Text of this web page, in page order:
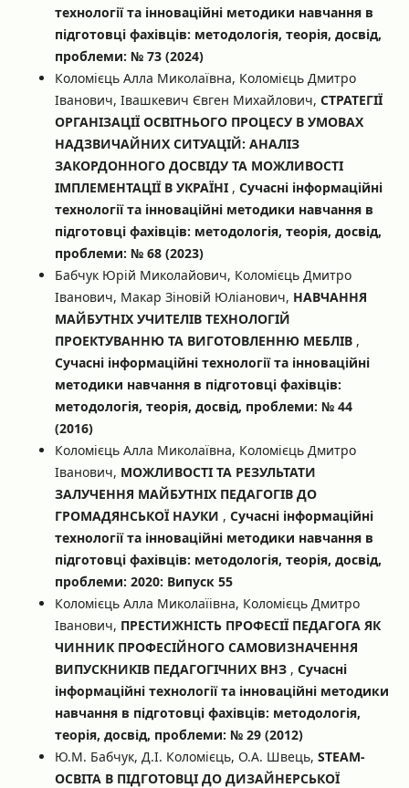
технології та інноваційні методики навчання в
підготовці фахівців: методологія, теорія, досвід,
проблеми: № 73 (2024)
Коломієць Алла Миколаївна, Коломієць Дмитро
Іванович, Івашкевич Євген Михайлович, СТРАТЕГІЇ
ОРГАНІЗАЦІЇ ОСВІТНЬОГО ПРОЦЕСУ В УМОВАХ
НАДЗВИЧАЙНИХ СИТУАЦІЙ: АНАЛІЗ
ЗАКОРДОННОГО ДОСВІДУ ТА МОЖЛИВОСТІ
ІМПЛЕМЕНТАЦІЇ В УКРАЇНІ , Сучасні інформаційні
технології та інноваційні методики навчання в
підготовці фахівців: методологія, теорія, досвід,
проблеми: № 68 (2023)
Бабчук Юрій Миколайович, Коломієць Дмитро
Іванович, Макар Зіновій Юліанович, НАВЧАННЯ
МАЙБУТНІХ УЧИТЕЛІВ ТЕХНОЛОГІЙ
ПРОЕКТУВАННЮ ТА ВИГОТОВЛЕННЮ МЕБЛІВ ,
Сучасні інформаційні технології та інноваційні
методики навчання в підготовці фахівців:
методологія, теорія, досвід, проблеми: № 44
(2016)
Коломієць Алла Миколаївна, Коломієць Дмитро
Іванович, МОЖЛИВОСТІ ТА РЕЗУЛЬТАТИ
ЗАЛУЧЕННЯ МАЙБУТНІХ ПЕДАГОГІВ ДО
ГРОМАДЯНСЬКОЇ НАУКИ , Сучасні інформаційні
технології та інноваційні методики навчання в
підготовці фахівців: методологія, теорія, досвід,
проблеми: 2020: Випуск 55
Коломієць Алла Миколаїівна, Коломієць Дмитро
Іванович, ПРЕСТИЖНІСТЬ ПРОФЕСІЇ ПЕДАГОГА ЯК
ЧИННИК ПРОФЕСІЙНОГО САМОВИЗНАЧЕННЯ
ВИПУСКНИКІВ ПЕДАГОГІЧНИХ ВНЗ , Сучасні
інформаційні технології та інноваційні методики
навчання в підготовці фахівців: методологія,
теорія, досвід, проблеми: № 29 (2012)
Ю.М. Бабчук, Д.І. Коломієць, О.А. Швець, STEAM-
ОСВІТА В ПІДГОТОВЦІ ДО ДИЗАЙНЕРСЬКОЇ